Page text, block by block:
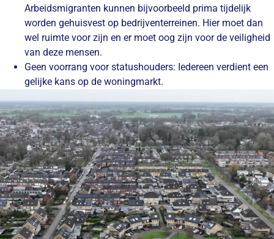
Arbeidsmigranten kunnen bijvoorbeeld prima tijdelijk
worden gehuisvest op bedrijventerreinen. Hier moet dan
wel ruimte voor zijn en er moet oog zijn voor de veiligheid
van deze mensen.
Geen voorrang voor statushouders: Iedereen verdient een
gelijke kans op de woningmarkt.